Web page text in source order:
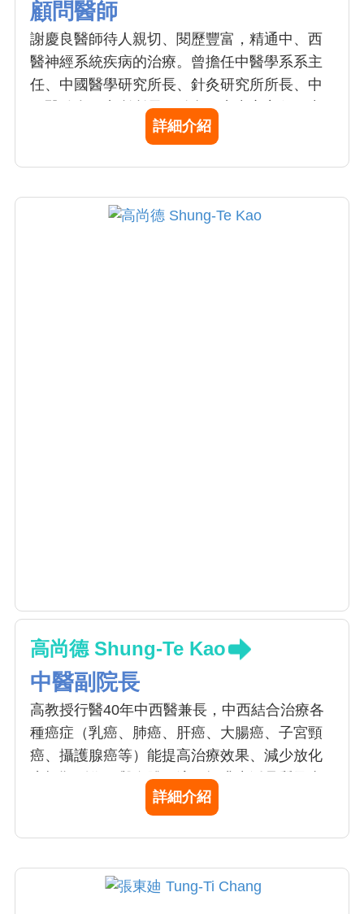
顧問醫師
謝慶良醫師待人親切、閱歷豐富，精通中、西
醫神經系統疾病的治療。曾擔任中醫學系系主
任、中國醫學研究所長、針灸研究所所長、中
西醫結合研究所所長、針灸研究中心主任、中
醫暨針灸研究中心主任。臨床與教學經驗豐
詳細介紹
高尚德 Shung-Te Kao
中醫副院長
高教授行醫40年中西醫兼長，中西結合治療各
種癌症（乳癌、肺癌、肝癌、大腸癌、子宮頸
癌、攝護腺癌等）能提高治療效果、減少放化
療標靶副作用與身體不適、提升生活品質及壽
命。 擅長於肝硬化腹水、糖尿病、腸胃疾病、
詳細介紹